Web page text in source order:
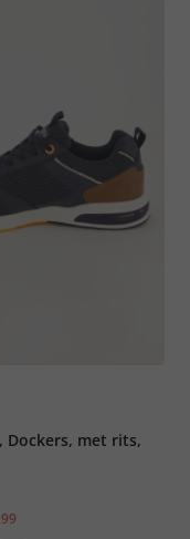
Dockers, met rits,